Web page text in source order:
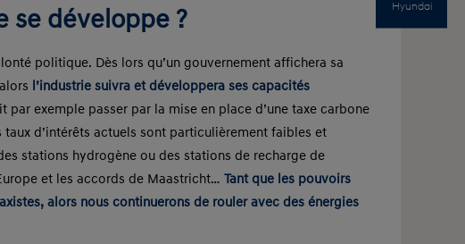
se développe ?
politique. Dès lors qu’un gouvernement affichera sa
l’industrie suivra et développera ses capacités
exemple passer par la mise en place d’une taxe carbone
d’intérêts actuels sont particulièrement faibles et
stations hydrogène ou des stations de recharge de
et les accords de Maastricht…
Tant que les pouvoirs
alors nous continuerons de rouler avec des énergies
Hyundai